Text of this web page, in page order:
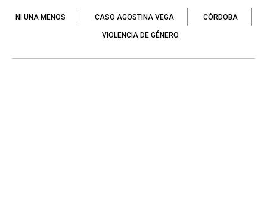
NI UNA MENOS CASO AGOSTINA VEGA CÓRDOBA
VIOLENCIA DE GÉNERO